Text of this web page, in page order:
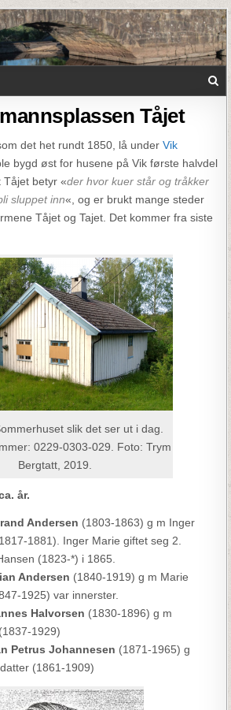
Tåjet
det het rundt 1850, lå underVik
bygd øst for husene på Vik første halvdel
Tåjet betyr «der hvor kuer står og tråkker
sluppet inn«, og er brukt mange steder
Tåjet og Tajet. Det kommer fra siste
slik det ser ut i dag.
0229-0303-029. Foto: Trym
Bergtatt, 2019.
år.
Andersen (1803-1863) g m Inger
1881). Inger Marie giftet seg 2.
(1823-*) i 1865.
Andersen (1840-1919) g m Marie
1925) var innerster.
Halvorsen (1830-1896) g m
1929)
Petrus Johannesen (1871-1965) g
(1861-1909)